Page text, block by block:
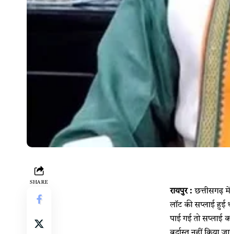
SHARE
रायपुर : छत्तीसगढ़
लॉट की सप्लाई हुई
पाई गई तो सप्लाई